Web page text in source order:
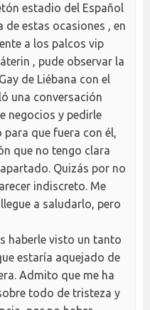
estadio del Español
de estas ocasiones , en
a los palcos vip
, pude observar la
de Liébana con el
una conversación
negocios y pedirle
que fuera con él,
que no tengo clara
Quizás por no
indiscreto. Me
a saludarlo, pero
haberle visto un tanto
estaría aquejado de
Admito que me ha
todo de tristeza y